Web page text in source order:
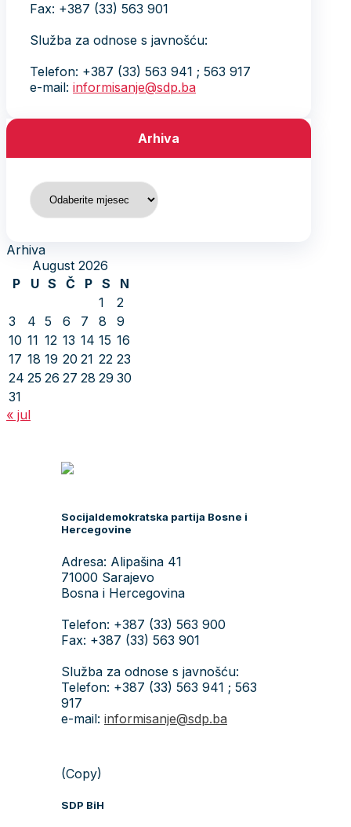
Fax: +387 (33) 563 901
Služba za odnose s javnošću:
Telefon: +387 (33) 563 941 ; 563 917
e-mail: informisanje@sdp.ba
Arhiva
Arhiva
Arhiva
August 2026
P
U S Č P S
N
1
2
3
4 5 6 7 8
9
10 11 12 13 14 15 16
17 18 19 20 21 22 23
24 25 26 27 28 29 30
31
« jul
Socijaldemokratska partija Bosne i
Hercegovine
Adresa: Alipašina 41
71000 Sarajevo
Bosna i Hercegovina
Telefon: +387 (33) 563 900
Fax: +387 (33) 563 901
Služba za odnose s javnošću:
Telefon: +387 (33) 563 941 ; 563
917
e-mail: informisanje@sdp.ba
(Copy)
SDP BiH